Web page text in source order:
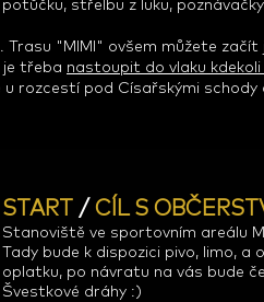
potůčku, střelbu z luku,
"MIMI" ovšem můžete
je třeba nastoupit do vlaku
rozcestí pod Císařskými schody
START / CÍL S
Stanoviště ve sportovním areálu
Tady bude k dispozici pivo, limo,
oplatku, po návratu na vás bude
Švestkové dráhy :)